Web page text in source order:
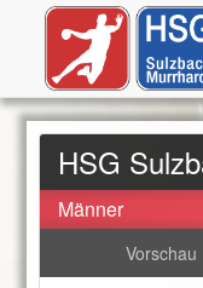
HSG
Männer
Vorschau